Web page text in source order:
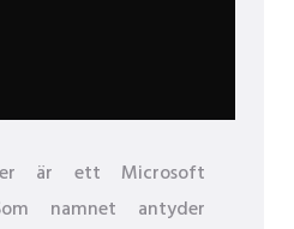
är ett Microsoft
namnet antyder